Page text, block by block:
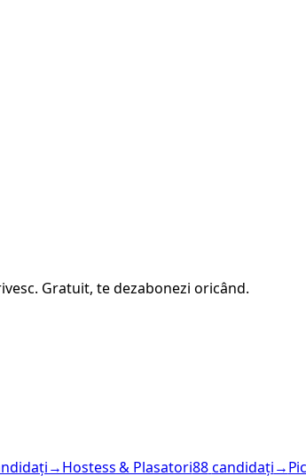
Gratuit, te dezabonezi oricând.
→Hostess & Plasatori88 candidați→